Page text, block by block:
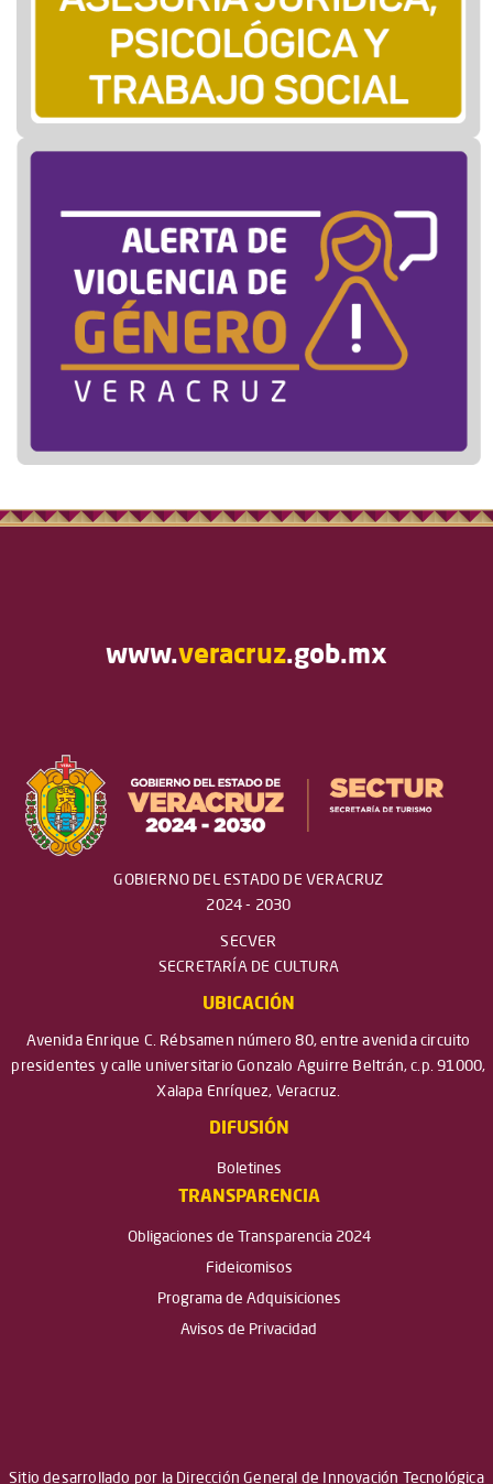
www.veracruz.gob.mx
GOBIERNO DEL ESTADO DE VERACRUZ
2024 - 2030
SECVER
SECRETARÍA DE CULTURA
UBICACIÓN
Avenida Enrique C. Rébsamen número 80, entre avenida circuito
presidentes y calle universitario Gonzalo Aguirre Beltrán, c.p. 91000,
Xalapa Enríquez, Veracruz.
DIFUSIÓN
Boletines
TRANSPARENCIA
Obligaciones de Transparencia 2024
Fideicomisos
Programa de Adquisiciones
Avisos de Privacidad
Sitio desarrollado por la Dirección General de Innovación Tecnológica